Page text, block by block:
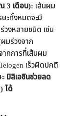
3 เดือน): เส้นผม
ะทั้งหมดจะมี
วงหลายชนิด เช่น
มร่วงจาก
กการที่เส้นผม
เร็วผิดปกติ
มิลิเอซินช่วยลด
ได้